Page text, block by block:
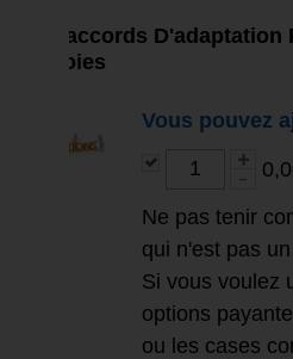
Raccords
Voies
Vous pouvez
Ne pas tenir
qui n'est pas
Si vous voulez
options
ou les cases